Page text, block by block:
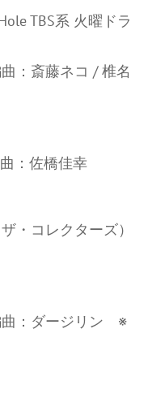
TBS系 火曜ドラ
斎藤ネコ / 椎名
：佐橋佳幸
コレクターズ）
：ダージリン ※